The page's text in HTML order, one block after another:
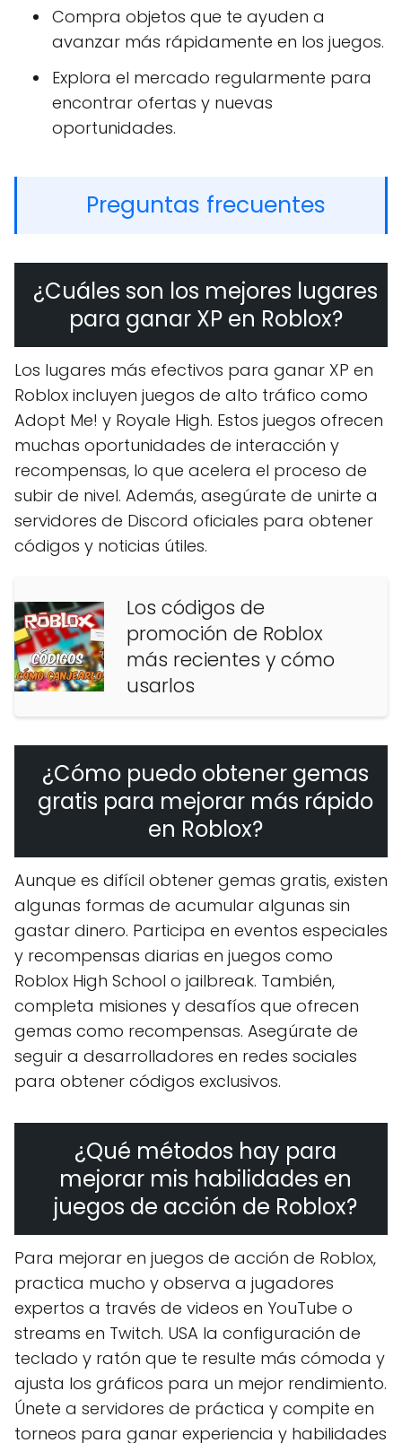
Compra objetos que te ayuden a
avanzar más rápidamente en los juegos.
Explora el mercado regularmente para
encontrar ofertas y nuevas
oportunidades.
Preguntas frecuentes
¿Cuáles son los mejores lugares
para ganar XP en Roblox?
Los lugares más efectivos para ganar XP en
Roblox incluyen juegos de alto tráfico como
Adopt Me! y Royale High. Estos juegos ofrecen
muchas oportunidades de interacción y
recompensas, lo que acelera el proceso de
subir de nivel. Además, asegúrate de unirte a
servidores de Discord oficiales para obtener
códigos y noticias útiles.
Los códigos de
promoción de Roblox
más recientes y cómo
usarlos
¿Cómo puedo obtener gemas
gratis para mejorar más rápido
en Roblox?
Aunque es difícil obtener gemas gratis, existen
algunas formas de acumular algunas sin
gastar dinero. Participa en eventos especiales
y recompensas diarias en juegos como
Roblox High School o jailbreak. También,
completa misiones y desafíos que ofrecen
gemas como recompensas. Asegúrate de
seguir a desarrolladores en redes sociales
para obtener códigos exclusivos.
¿Qué métodos hay para
mejorar mis habilidades en
juegos de acción de Roblox?
Para mejorar en juegos de acción de Roblox,
practica mucho y observa a jugadores
expertos a través de videos en YouTube o
streams en Twitch. USA la configuración de
teclado y ratón que te resulte más cómoda y
ajusta los gráficos para un mejor rendimiento.
Únete a servidores de práctica y compite en
torneos para ganar experiencia y habilidades